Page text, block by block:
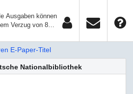
Ausgaben können
Verzug von 8
E-Paper-Titel
Nationalbibliothek